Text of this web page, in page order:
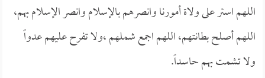
اللهم استر على ولاة أمورنا وانصرهم بالإسلام وانصر الإسلام بهم،
اللهم أصلح بطانتهم، اللهم اجمع شملهم ،ولا تفرح عليهم عدواً
ولا تشمت بهم حاسداً.